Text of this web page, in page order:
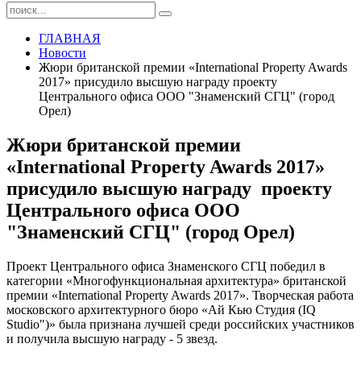
ГЛАВНАЯ
Новости
Жюри британской премии «International Property Awards
2017» присудило высшую награду проекту
Центрального офиса ООО "Знаменский СГЦ" (город
Орел)
Жюри британской премии
«International Property Awards 2017»
присудило высшую награду проекту
Центрального офиса ООО
"Знаменский СГЦ" (город Орел)
Проект Центрального офиса Знаменского СГЦ победил в
категории «Многофункциональная архитектура» британской
премии «International Property Awards 2017». Творческая работа
московского архитектурного бюро «Ай Кью Студия (IQ
Studio")» была признана лучшей среди российских участников
и получила высшую награду - 5 звезд.